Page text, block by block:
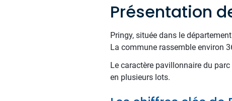
Présentation
Pringy, située dans le
La commune rassemble environ
Le caractère pavillonnaire du
en plusieurs lots.